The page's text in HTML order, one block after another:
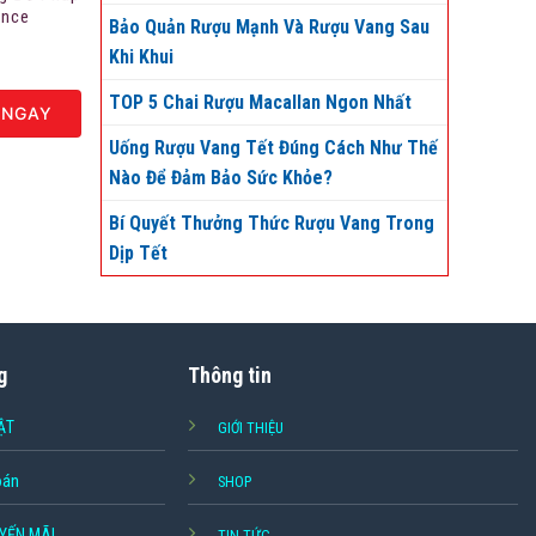
Bảo Quản Rượu Mạnh Và Rượu Vang Sau
Khi Khui
TOP 5 Chai Rượu Macallan Ngon Nhất
Uống Rượu Vang Tết Đúng Cách Như Thế
Nào Để Đảm Bảo Sức Khỏe?
Bí Quyết Thưởng Thức Rượu Vang Trong
Dịp Tết
Thông tin
GIỚI THIỆU
SHOP